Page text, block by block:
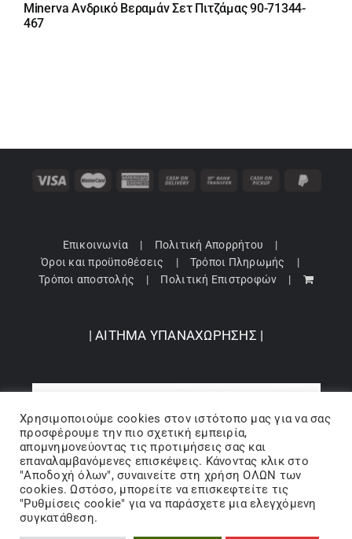
31,12 €
Minerva Ανδρικό Βεραμάν Σετ Πιτζάμας 90-71344-
467
Επικοινωνία
Πολιτική Απορρήτου
Όροι και προϋποθέσεις
Τρόποι Πληρωμής
Τρόποι αποστολής
Πολιτική Επιστροφών
| ΑΙΤΗΜΑ ΥΠΑΝΑΧΩΡΗΣΗΣ |
Copyright 2024 © Barbopoulos store - All Rights Reserved |
Χρησιμοποιούμε cookies στον ιστότοπo μας για να σας
προσφέρουμε την πιο σχετική εμπειρία,
απομνημονεύοντας τις προτιμήσεις σας και
επαναλαμβανόμενες επισκέψεις. Κάνοντας κλικ στο
"Αποδοχή όλων", συναινείτε στη χρήση ΟΛΩΝ των
cookies. Ωστόσο, μπορείτε να επισκεφτείτε τις
"Ρυθμίσεις cookie" για να παράσχετε μια ελεγχόμενη
συγκατάθεση.